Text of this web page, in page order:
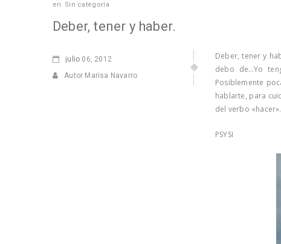
en Sin categoría
Deber, tener y haber.
julio 06, 2012
Autor Marisa Navarro
Deber, tener y
debo de…Yo
Posiblemente
hablarte, para
del verbo
PSYSI